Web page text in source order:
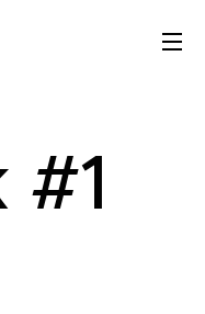
#1